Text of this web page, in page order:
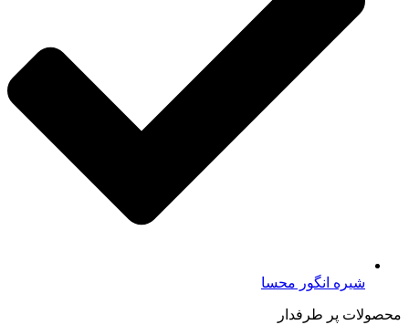
شیره انگور محسا
محصولات پر طرفدار